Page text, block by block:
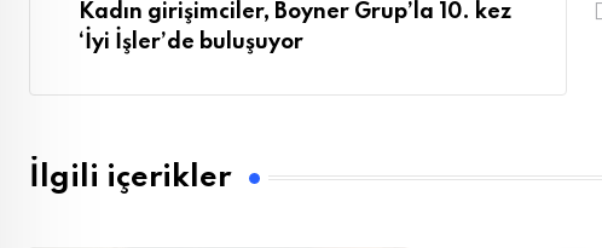
Kadın girişimciler, Boyner Grup’la 10. kez
‘İyi İşler’de buluşuyor
İlgili içerikler